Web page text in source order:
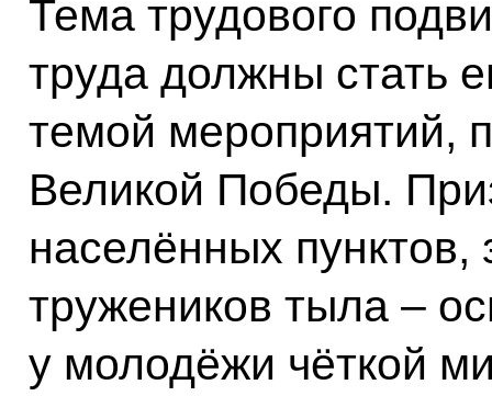
Тема трудового
труда должны стать
темой мероприятий,
Великой Победы.
населённых
тружеников тыла –
у молодёжи чёткой